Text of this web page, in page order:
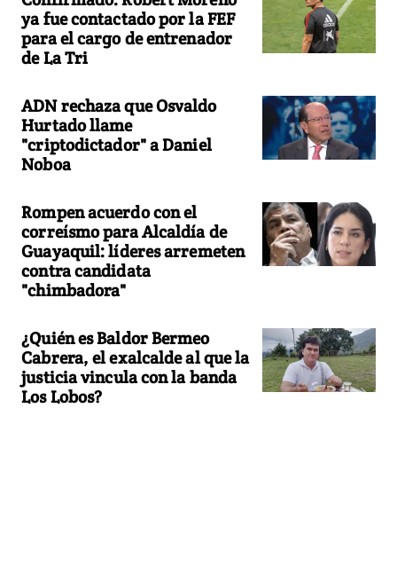
ya fue contactado por la FEF
para el cargo de entrenador
de La Tri
ADN rechaza que Osvaldo
Hurtado llame
"criptodictador" a Daniel
Noboa
Rompen acuerdo con el
correísmo para Alcaldía de
Guayaquil: líderes arremeten
contra candidata
"chimbadora"
¿Quién es Baldor Bermeo
Cabrera, el exalcalde al que la
justicia vincula con la banda
Los Lobos?